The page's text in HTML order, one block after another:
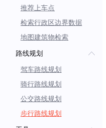
推荐上车点
检索行政区边界数据
地图建筑物检索
路线规划
驾车路线规划
骑行路线规划
公交路线规划
步行路线规划